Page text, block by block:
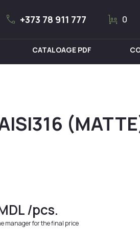
call +373 78 911 777 trolley 0
CATALOAGE PDF
/pcs.
manager for the final price